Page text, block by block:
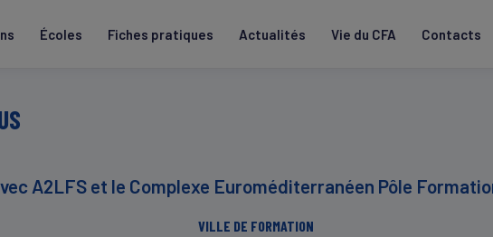
Écoles Fiches pratiques Actualités Vie du CFA Contacts
A2LFS et le Complexe Euroméditerranéen Pôle
VILLE DE FORMATION